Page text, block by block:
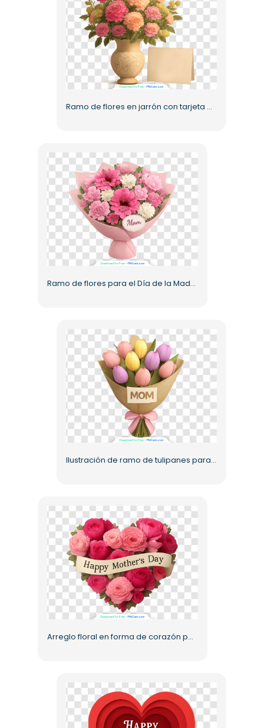
Ramo de flores en jarrón con tarjeta al lado PNG gratis
Ramo de flores para el Día de la Madre PNG gratis
Ilustración de ramo de tulipanes para mamá (PNG gratis)
Arreglo floral en forma de corazón para mamá (PNG) gratis